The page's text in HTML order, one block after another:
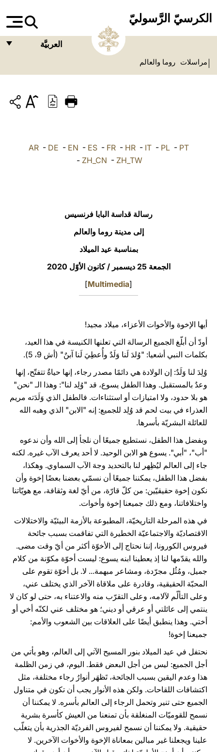
الكرسيّ الرَّسوليّ
العربيَّة
ITALIANO
مراسلات روما والعالم
AR- DE - EN - ES- FR- HR- IT- PL- PT
- ZH_CN - ZH_TW
رسالة قداسة البابا فرنسيس
إلى مدينة روما والعالم
بمناسبة عيد الميلاد
الجمعة 25 ديسمبر / كانون الأوّل 2020
[
Multimedia
]
أيها الإخوة والأخوات الأعزاء، ميلاد مجيد!
أودّ أن أبلّغ الجميع الرسالة التي تعلنها الكنيسة في هذا العيد،
بكلمات النبي أشعيا: "وُلدَ لَنا وَلَدٌ وأُعطِيَ لَنا آبنٌ" (أش 9، 5).
وُلِدَ لنا وَلَدٌ: إن الولادة هي دائمًا مصدر رجاء، إنها حياةٌ تتفتّح، إنها
وعدٌ بالمستقبل. وهذا الطفل يسوع، قد "وُلِد لنا": وهذا الـ "نحن"
هو بلا حدود، ولا امتيازات أو استثناءات. فالطفل الذي وَلَدَته مريم
العذراء في بيت لحم قد وُلِد للجميع: إنه "الابن" الذي وهبه الله
للعائلة البشريّة بأسرها.
وبفضل هذا الطفل، نستطيع جميعًا أن نلجأ إلى الله وأن ندعوه
"أب"، "أبي". يسوع هو الابن الوحيد. لا أحد يعرف الآب غيره. لكنه
جاء إلى العالم ليُظِهر لنا بالتحديد وجهَ الآب السماوي. وهكذا،
بفضل هذا الطفل، يمكننا جميعًا أن نسمّي بعضنا بعضًا إخوة وأن
نكون إخوة حقيقيّين: من كلّ قارّة، من أيّ لغة وثقافة، مع هويّاتنا
واختلافاتنا، ومع ذلك جميعنا إخوة وأخوات.
في هذه المرحلة التاريخيّة، المطبوعة بالأزمة البيئيّة والاختلالات
الاقتصاديّة والاجتماعيّة الخطيرة التي تفاقمت بسبب جائحة
فيروس الكورونا، إننا نحتاج إلى الأخوّة أكثر من أيّ وقت مضى.
والله يقدّمها لنا إذ يعطينا ابنه يسوع: ليست أخوّة مكوّنة من كلام
جميل، ومُثُل مجرّدة، ومشاعر مبهمة... لا. بل أخوّة تقوم على
المحبّة الحقيقية، وقادرة على ملاقاة الآخر الذي يختلف عني،
وعلى التألّم لآلامه، وعلى التقرّب منه والاعتناء به، حتى لو كان لا
ينتمي إلى عائلتي أو عرقي أو ديني؛ هو مختلف عني لكنّه أخي أو
أختي. وهذا ينطبق أيضًا على العلاقات بين الشعوب والأمم:
جميعنا إخوة!
نحتفل في عيد الميلاد بنور المسيح الآتي إلى العالم، وهو يأتي من
أجل الجميع: ليس من أجل البعض فقط. اليوم، في زمن الظلمة
هذا وعدم اليقين بسبب الجائحة، تَظهَر أنوارُ رجاء مختلفة، مثل
اكتشافات اللقاحات. ولكن هذه الأنوار يجب أن تكون في متناول
الجميع حتى تنير وتحمل الرجاء إلى العالم بأسره. لا يمكننا أن
نسمح للقوميّات المنغلقة بأن تمنعنا من العيش كأسرة بشرية
حقيقية. ولا يمكننا أن نسمح لفيروس الفرديّة الجذرية بأن يتغلّب
علينا ويجعلنا غير مبالين بمعاناة الإخوة والأخوات الآخرين. لا